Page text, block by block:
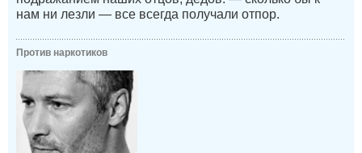
нам ни лезли — все всегда получали отпор.
Против наркотиков